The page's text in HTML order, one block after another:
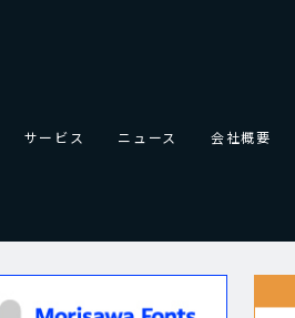
サービス ニュース 会社概要